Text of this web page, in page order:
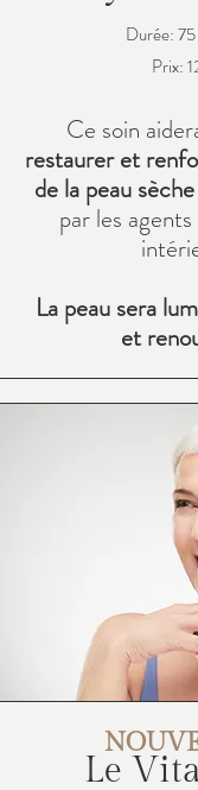
Durée:
Prix:
Ce soin
restaurer et
de la peau sèche
par les
La peau sera
et
Le